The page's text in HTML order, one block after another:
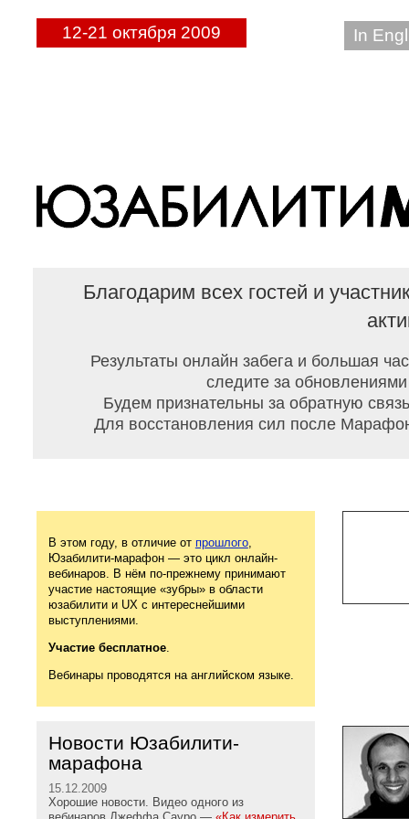
In
12-21 октября 2009
Благодарим всех гостей и
Результаты онлайн забега и большая
следите за
Будем признательны за обратную
Для восстановления сил после
В этом году, в отличие от прошлого,
Юзабилити-марафон — это цикл онлайн-
вебинаров. В нём по-прежнему принимают
участие настоящие «зубры» в области
юзабилити и UX с интереснейшими
выступлениями.
Участие бесплатное.
Вебинары проводятся на английском языке.
Новости Юзабилити-
марафона
15.12.2009
Хорошие новости. Видео одного из